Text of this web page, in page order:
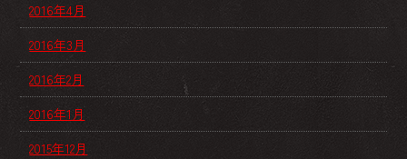
2016年4月
2016年3月
2016年2月
2016年1月
2015年12月